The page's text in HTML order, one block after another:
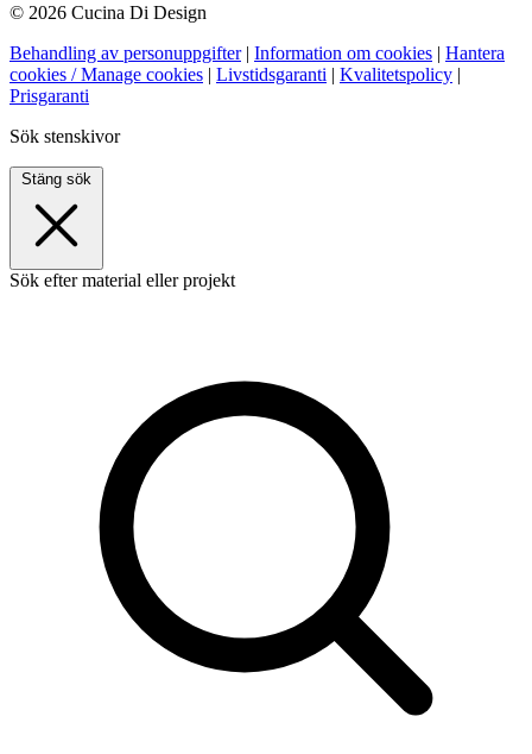
© 2026 Cucina Di Design
Behandling av personuppgifter | Information om cookies | Hantera
cookies / Manage cookies | Livstidsgaranti | Kvalitetspolicy |
Prisgaranti
Sök stenskivor
Stäng sök
Sök efter material eller projekt